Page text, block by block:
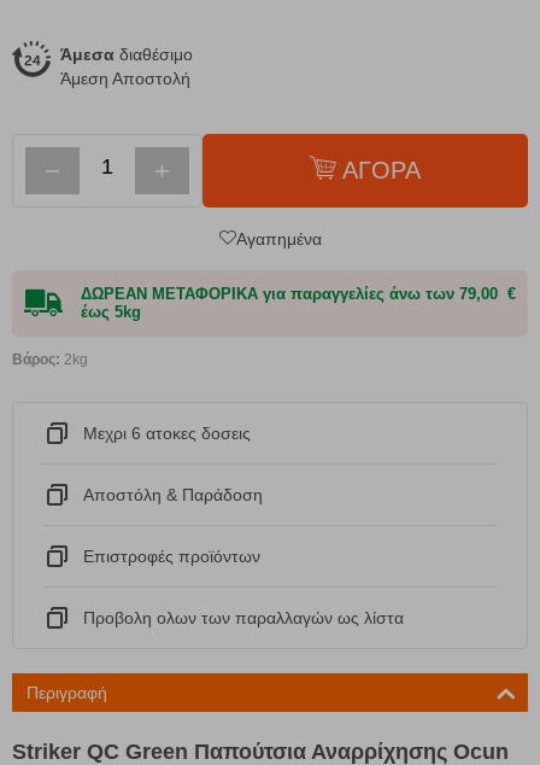
Άμεσα διαθέσιμο
Άμεση Αποστολή
− + ΑΓΟΡΑ
Αγαπημένα
ΔΩΡΕΑΝ ΜΕΤΑΦΟΡΙΚΑ για παραγγελίες άνω των 79,00 €
έως 5kg
Βάρος: 2kg
Μεχρι 6 ατοκες δοσεις
Αποστόλη & Παράδοση
Eπιστροφές προϊόντων
Προβολη ολων των παραλλαγών ως λίστα
Περιγραφή
Striker QC Green Παπούτσια Αναρρίχησης Ocun